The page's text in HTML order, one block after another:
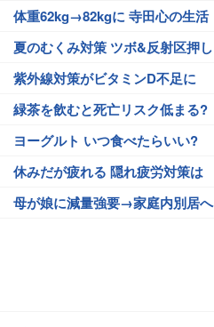
体重62kg→82kgに 寺田心の生活
夏のむくみ対策 ツボ&反射区押し
紫外線対策がビタミンD不足に
緑茶を飲むと死亡リスク低まる?
ヨーグルト いつ食べたらいい?
休みだが疲れる 隠れ疲労対策は
母が娘に減量強要→家庭内別居へ